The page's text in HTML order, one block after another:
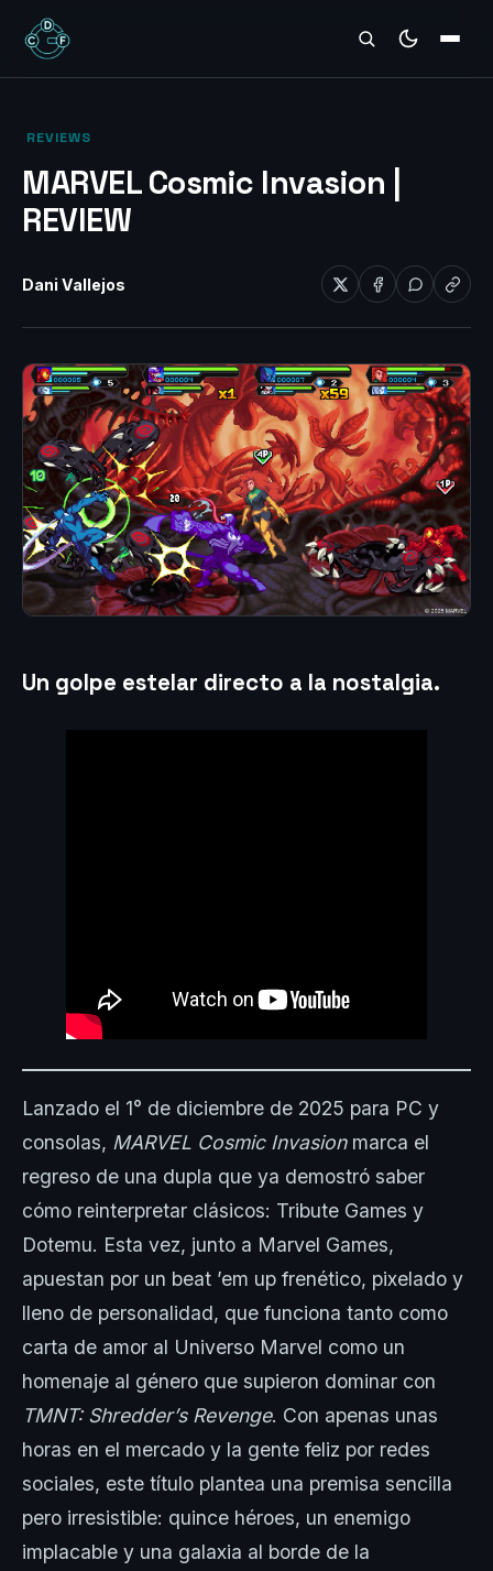
REVIEWS
‎ REVIEWS‎
MARVEL Cosmic Invasion |
REVIEW
Dani Vallejos
Un golpe estelar directo a la nostalgia.
Lanzado el 1° de diciembre de 2025 para PC y
consolas, MARVEL Cosmic Invasionmarca el
regreso de una dupla que ya demostró saber
cómo reinterpretar clásicos: Tribute Games y
Dotemu. Esta vez, junto a Marvel Games,
apuestan por un beat ’em up frenético, pixelado y
lleno de personalidad, que funciona tanto como
carta de amor al Universo Marvel como un
homenaje al género que supieron dominar con
TMNT: Shredder’s Revenge. Con apenas unas
horas en el mercado y la gente feliz por redes
sociales, este título plantea una premisa sencilla
pero irresistible: quince héroes, un enemigo
implacable y una galaxia al borde de la